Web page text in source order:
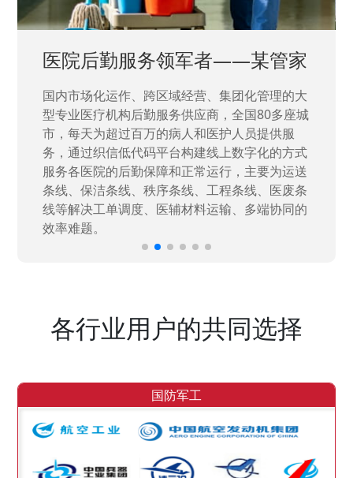
医院后勤服务领军者——某管家
国内市场化运作、跨区域经营、集团化管理的大
型专业医疗机构后勤服务供应商，全国80多座城
市，每天为超过百万的病人和医护人员提供服
务，通过织信低代码平台构建线上数字化的方式
服务各医院的后勤保障和正常运行，主要为运送
条线、保洁条线、秩序条线、工程条线、医废条
线等解决工单调度、医辅材料运输、多端协同的
效率难题。
各行业用户的共同选择
国防军工